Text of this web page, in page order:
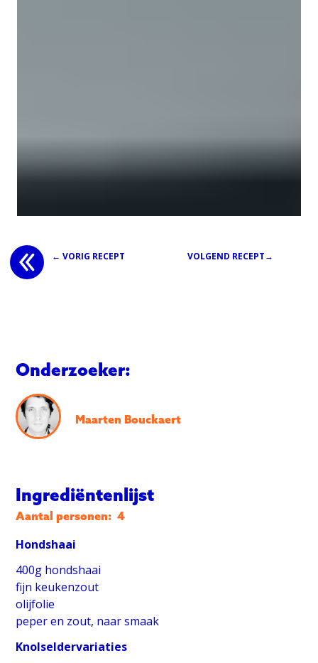
← VORIG RECEPT VOLGEND RECEPT→
Ingrediëntenlijst
Aantal personen: 4
Hondshaai
400g hondshaai
fijn keukenzout
olijfolie
peper en zout, naar smaak
Knolseldervariaties
Onderzoeker:
Maarten Bouckaert